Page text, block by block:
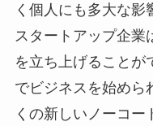
く個人にも多大な影
スタートアップ企業
を立ち上げることが
でビジネスを始めら
くの新しいノーコー